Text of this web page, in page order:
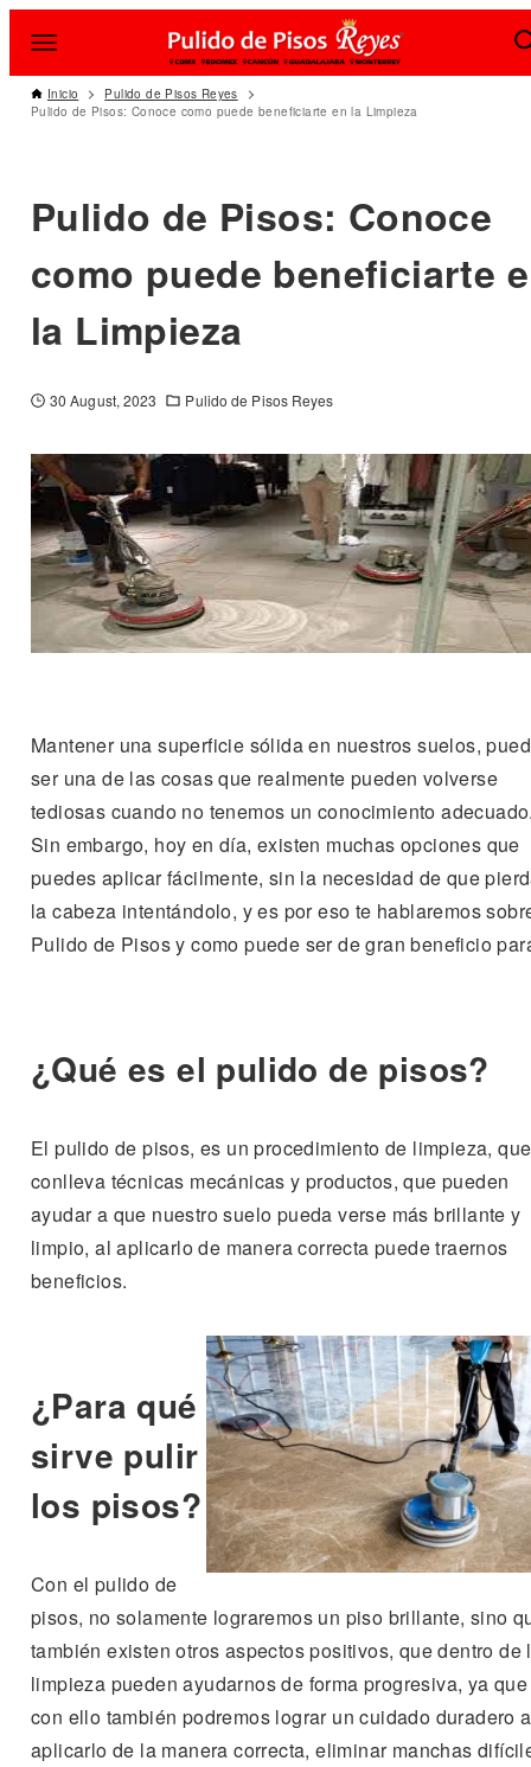
Inicio
Pulido de Pisos Reyes
Pulido de Pisos: Conoce como puede beneficiarte en la Limpieza
Pulido de Pisos: Conoce
como puede beneficiarte
la Limpieza
30 August, 2023 Pulido de Pisos Reyes
Mantener una superficie sólida en nuestros suelos,
ser una de las cosas que realmente pueden volverse
tediosas cuando no tenemos un conocimiento
Sin embargo, hoy en día, existen muchas opciones que
puedes aplicar fácilmente, sin la necesidad de que
la cabeza intentándolo, y es por eso te hablaremos
Pulido de Pisos y como puede ser de gran beneficio
¿Qué es el pulido de pisos?
El pulido de pisos, es un procedimiento de limpieza, que
conlleva técnicas mecánicas y productos, que pueden
ayudar a que nuestro suelo pueda verse más brillante y
limpio, al aplicarlo de manera correcta puede traernos
beneficios.
¿Para qué
sirve pulir
los pisos?
Con el pulido de
pisos, no solamente lograremos un piso brillante, sino
también existen otros aspectos positivos, que dentro de
limpieza pueden ayudarnos de forma progresiva, ya que
con ello también podremos lograr un cuidado duradero
aplicarlo de la manera correcta, eliminar manchas